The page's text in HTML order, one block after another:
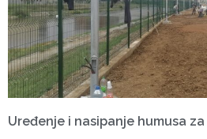
Uređenje i nasipanje humusa